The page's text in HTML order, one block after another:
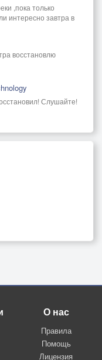
,пока только
интересно завтра в
восстановлю
Слушайте!
О нас
Правила
Помощь
Лицензия